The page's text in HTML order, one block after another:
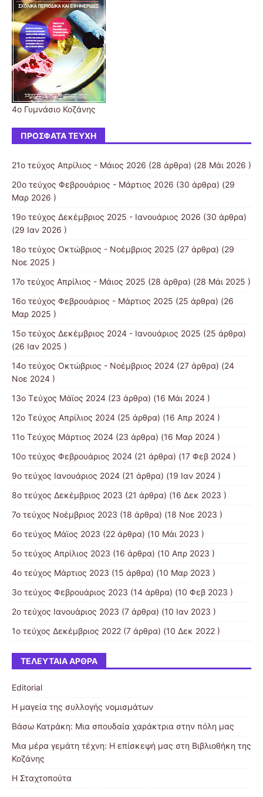
4ο Γυμνάσιο Κοζάνης
ΠΡΌΣΦΑΤΑ ΤΕΎΧΗ
21ο τεύχος Απρίλιος - Μάιος 2026 (28 άρθρα) (28 Μάι 2026 )
20ο τεύχος Φεβρουάριος - Μάρτιος 2026 (30 άρθρα) (29
Μαρ 2026 )
19o τεύχος Δεκέμβριος 2025 - Ιανουάριος 2026 (30 άρθρα)
(29 Ιαν 2026 )
18ο τεύχος Οκτώβριος - Νοέμβριος 2025 (27 άρθρα) (29
Νοε 2025 )
17ο τεύχος Απρίλιος - Μάιος 2025 (28 άρθρα) (28 Μάι 2025 )
16ο τεύχος Φεβρουάριος - Μάρτιος 2025 (25 άρθρα) (26
Μαρ 2025 )
15ο τεύχος Δεκέμβριος 2024 - Ιανουάριος 2025 (25 άρθρα)
(26 Ιαν 2025 )
14ο τεύχος Οκτώβριος - Νοέμβριος 2024 (27 άρθρα) (24
Νοε 2024 )
13ο Τεύχος Μάϊος 2024 (23 άρθρα) (16 Μάι 2024 )
12ο Τεύχος Απρίλιος 2024 (25 άρθρα) (16 Απρ 2024 )
11ο Τεύχος Μάρτιος 2024 (23 άρθρα) (16 Μαρ 2024 )
10ο τεύχος Φεβρουάριος 2024 (21 άρθρα) (17 Φεβ 2024 )
9ο τεύχος Ιανουάριος 2024 (21 άρθρα) (19 Ιαν 2024 )
8ο τεύχος Δεκέμβριος 2023 (21 άρθρα) (16 Δεκ 2023 )
7ο τεύχος Νοέμβριος 2023 (18 άρθρα) (18 Νοε 2023 )
6ο τεύχος Μάϊος 2023 (22 άρθρα) (10 Μάι 2023 )
5ο τεύχος Απρίλιος 2023 (16 άρθρα) (10 Απρ 2023 )
4ο τεύχος Μάρτιος 2023 (15 άρθρα) (10 Μαρ 2023 )
3ο τεύχος Φεβρουάριος 2023 (14 άρθρα) (10 Φεβ 2023 )
2ο τεύχος Ιανουάριος 2023 (7 άρθρα) (10 Ιαν 2023 )
1ο τεύχος Δεκέμβριος 2022 (7 άρθρα) (10 Δεκ 2022 )
ΤΕΛΕΥΤΑΊΑ ΆΡΘΡΑ
Editorial
Η μαγεία της συλλογής νομισμάτων
Βάσω Κατράκη: Μια σπουδαία χαράκτρια στην πόλη μας
Μια μέρα γεμάτη τέχνη: Η επίσκεψή μας στη Βιβλιοθήκη της
Κοζάνης
Η Σταχτοπούτα